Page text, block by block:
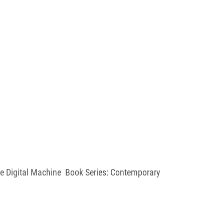
Digital Machine Book Series: Contemporary